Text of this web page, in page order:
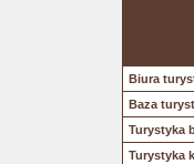
Biura
Baza
Turystyka
Turystyka